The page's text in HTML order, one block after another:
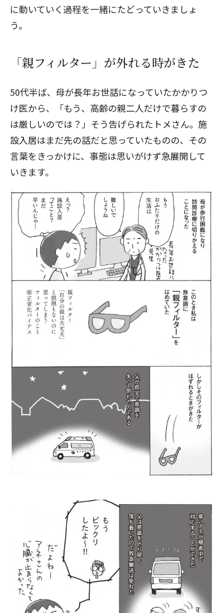
に動いていく過程を一緒にたどっていきましょ
う。
「親フィルター」が外れる時がきた
50代半ば、母が長年お世話になっていたかかりつ
け医から、「もう、高齢の親二人だけで暮らすの
は厳しいのでは？」そう告げられたトメさん。施
設入居はまだ先の話だと思っていたものの、その
言葉をきっかけに、事態は思いがけず急展開して
いきます。